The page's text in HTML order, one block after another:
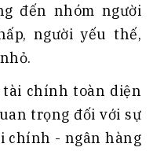
đến nhóm người
người yếu thế,
tài chính toàn diện
trọng đối với sự
chính - ngân hàng